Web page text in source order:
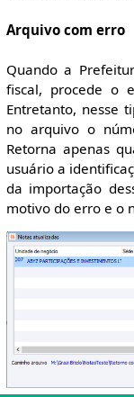
Arquivo com erro
Quando a
fiscal, procede o
Entretanto, nesse
no arquivo o
Retorna apenas
usuário a
da importação
motivo do erro e o